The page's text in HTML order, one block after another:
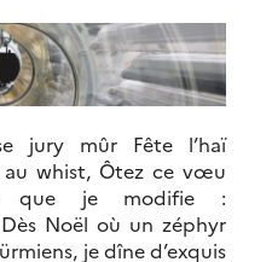
jury mûr Fête l’haï
whist, Ôtez ce vœu
que je modifie :
Noël où un zéphyr
je dîne d’exquis